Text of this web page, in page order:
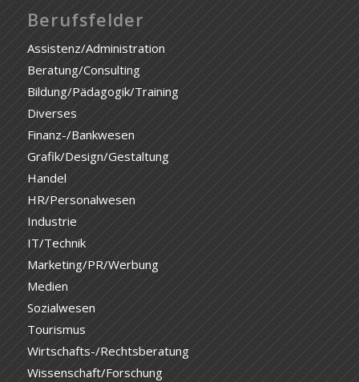
Berufsfelder
Assistenz/Administration
Beratung/Consulting
Bildung/Pädagogik/Training
Diverses
Finanz-/Bankwesen
Grafik/Design/Gestaltung
Handel
HR/Personalwesen
Industrie
IT/Technik
Marketing/PR/Werbung
Medien
Sozialwesen
Tourismus
Wirtschafts-/Rechtsberatung
Wissenschaft/Forschung